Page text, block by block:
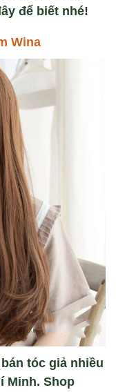
để biết nhé!
Wina
tóc giả nhiều
Minh. Shop